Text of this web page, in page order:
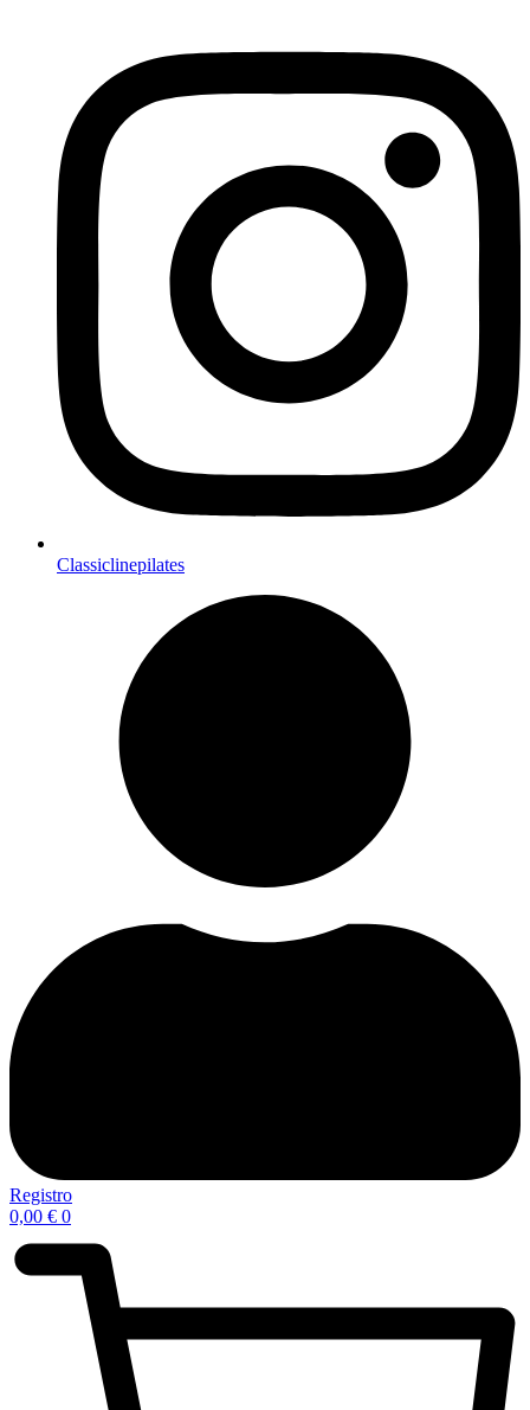
Classiclinepilates
Registro
0,00 € 0